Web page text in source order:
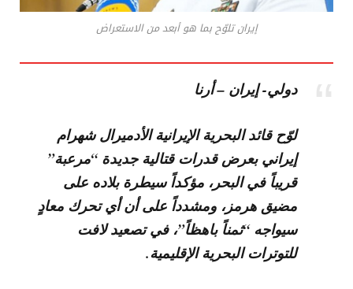
إيران تلوّح بما هو أبعد من الاستعراض
دولي- إيران – أرنا
لوّح قائد البحرية الإيرانية الأدميرالشهرام
إيرانيبعرض قدرات قتالية جديدة “مرعبة”
قريباً في البحر، مؤكداً سيطرة بلاده على
مضيق هرمز، ومشدداً على أن أي تحرك معادٍ
سيواجه “ثمناً باهظاً”، في تصعيد لافت
للتوترات البحرية الإقليمية.